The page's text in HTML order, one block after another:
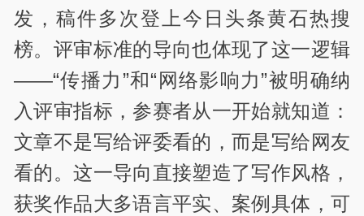
发，稿件多次登上今日头条黄石热搜
榜。评审标准的导向也体现了这一逻辑
——“传播力”和“网络影响力”被明确纳
入评审指标，参赛者从一开始就知道：
文章不是写给评委看的，而是写给网友
看的。这一导向直接塑造了写作风格，
获奖作品大多语言平实、案例具体，可